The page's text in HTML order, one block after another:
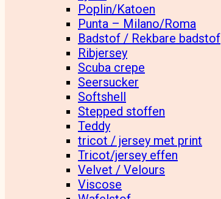
Poplin/Katoen
Punta – Milano/Roma
Badstof / Rekbare badstof
Ribjersey
Scuba crepe
Seersucker
Softshell
Stepped stoffen
Teddy
tricot / jersey met print
Tricot/jersey effen
Velvet / Velours
Viscose